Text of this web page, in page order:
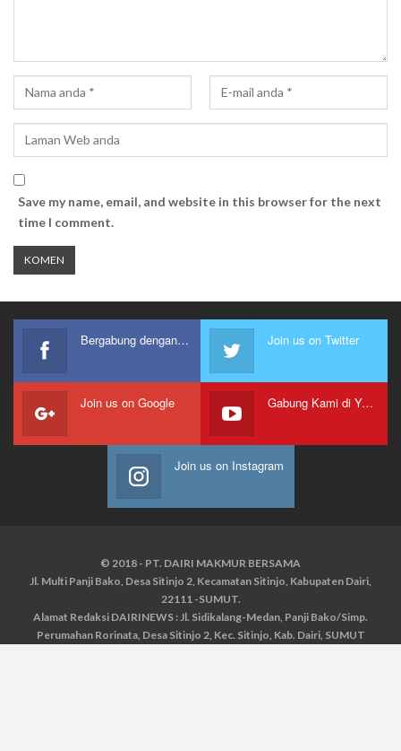
Save my name, email, and website in this browser for the next
time I comment.
Bergabung dengan kami Join us on Twitter
Join us on Google Gabung Kami di Youtube
Join us on Instagram
© 2018 - PT. DAIRI MAKMUR BERSAMA
Jl. Multi Panji Bako, Desa Sitinjo 2, Kecamatan Sitinjo, Kabupaten Dairi,
22111 -SUMUT.
Alamat Redaksi DAIRINEWS : Jl. Sidikalang-Medan, Panji Bako/Simp.
Perumahan Rorinata, Desa Sitinjo 2, Kec. Sitinjo, Kab. Dairi, SUMUT